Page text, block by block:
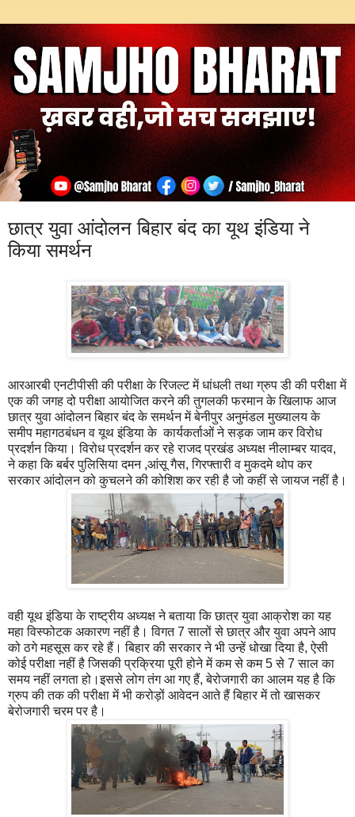
छात्र युवा आंदोलन बिहार बंद का यूथ इंडिया ने
किया समर्थन
आरआरबी एनटीपीसी की परीक्षा के रिजल्ट में धांधली तथा ग्रुप डी की परीक्षा में
एक की जगह दो परीक्षा आयोजित करने की तुगलकी फरमान के खिलाफ आज
छात्र युवा आंदोलन बिहार बंद के समर्थन में बेनीपुर अनुमंडल मुख्यालय के
समीप महागठबंधन व यूथ इंडिया के कार्यकर्ताओं ने सड़क जाम कर विरोध
प्रदर्शन किया। विरोध प्रदर्शन कर रहे राजद प्रखंड अध्यक्ष नीलाम्बर यादव,
ने कहा कि बर्बर पुलिसिया दमन ,आंसू गैस, गिरफ्तारी व मुकदमे थोप कर
सरकार आंदोलन को कुचलने की कोशिश कर रही है जो कहीं से जायज नहीं है।
वही यूथ इंडिया के राष्ट्रीय अध्यक्ष ने बताया कि छात्र युवा आक्रोश का यह
महा विस्फोटक अकारण नहीं है। विगत 7 सालों से छात्र और युवा अपने आप
को ठगे महसूस कर रहे हैं। बिहार की सरकार ने भी उन्हें धोखा दिया है, ऐसी
कोई परीक्षा नहीं है जिसकी प्रक्रिया पूरी होने में कम से कम 5 से 7 साल का
समय नहीं लगता हो।इससे लोग तंग आ गए हैं, बेरोजगारी का आलम यह है कि
ग्रुप की तक की परीक्षा में भी करोड़ों आवेदन आते हैं बिहार में तो खासकर
बेरोजगारी चरम पर है।